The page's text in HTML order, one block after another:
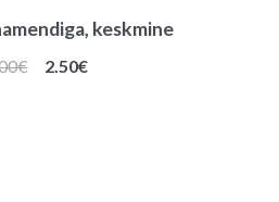
keskmine
€
Algne
2.50€Praegune